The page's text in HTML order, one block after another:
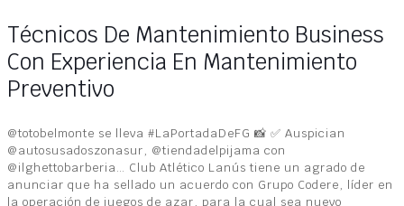
Técnicos De Mantenimiento Business
Con Experiencia En Mantenimiento
Preventivo
@totobelmonte se lleva #LaPortadaDeFG 📸 ✅️ Auspician
@autosusadoszonasur, @tiendadelpijama con
@ilghettobarberia… Club Atlético Lanús tiene un agrado de
anunciar que ha sellado un acuerdo con Grupo Codere, líder en
la operación de juegos de azar, para la cual sea nuevo